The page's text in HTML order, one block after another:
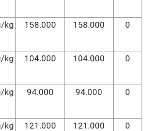
kg 158.000 158.000 0
kg 104.000 104.000 0
kg 94.000 94.000 0
kg 121.000 121.000 0